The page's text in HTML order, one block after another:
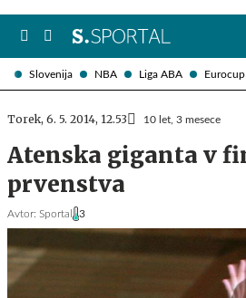
Slovenija NBA Liga ABA Eurocup
Torek, 6. 5. 2014, 12.53 10 let, 3 mesece
Atenska giganta v
prvenstva
Avtor: Sportal 3